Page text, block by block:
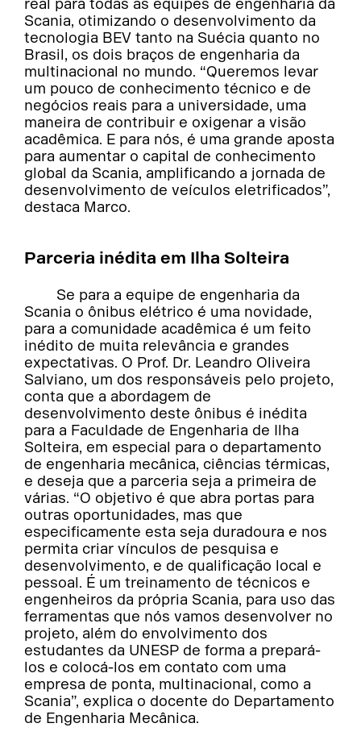
real para todas as equipes de engenharia da
Scania, otimizando o desenvolvimento da
tecnologia BEV tanto na Suécia quanto no
Brasil, os dois braços de engenharia da
multinacional no mundo. “Queremos levar
um pouco de conhecimento técnico e de
negócios reais para a universidade, uma
maneira de contribuir e oxigenar a visão
acadêmica. E para nós, é uma grande aposta
para aumentar o capital de conhecimento
global da Scania, amplificando a jornada de
desenvolvimento de veículos eletrificados”,
destaca Marco.
Parceria inédita em Ilha Solteira
Se para a equipe de engenharia da
Scania o ônibus elétrico é uma novidade,
para a comunidade acadêmica é um feito
inédito de muita relevância e grandes
expectativas. O Prof. Dr. Leandro Oliveira
Salviano, um dos responsáveis pelo projeto,
conta que a abordagem de
desenvolvimento deste ônibus é inédita
para a Faculdade de Engenharia de Ilha
Solteira, em especial para o departamento
de engenharia mecânica, ciências térmicas,
e deseja que a parceria seja a primeira de
várias. “O objetivo é que abra portas para
outras oportunidades, mas que
especificamente esta seja duradoura e nos
permita criar vínculos de pesquisa e
desenvolvimento, e de qualificação local e
pessoal. É um treinamento de técnicos e
engenheiros da própria Scania, para uso das
ferramentas que nós vamos desenvolver no
projeto, além do envolvimento dos
estudantes da UNESP de forma a prepará-
los e colocá-los em contato com uma
empresa de ponta, multinacional, como a
Scania”, explica o docente do Departamento
de Engenharia Mecânica.